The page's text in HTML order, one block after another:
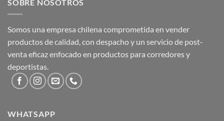
SOBRE NOSOTROS
Somos una empresa chilena comprometida en vender
productos de calidad, con despacho y un servicio de post-
venta eficaz enfocado en productos para corredores y
deportistas.
WHATSAPP